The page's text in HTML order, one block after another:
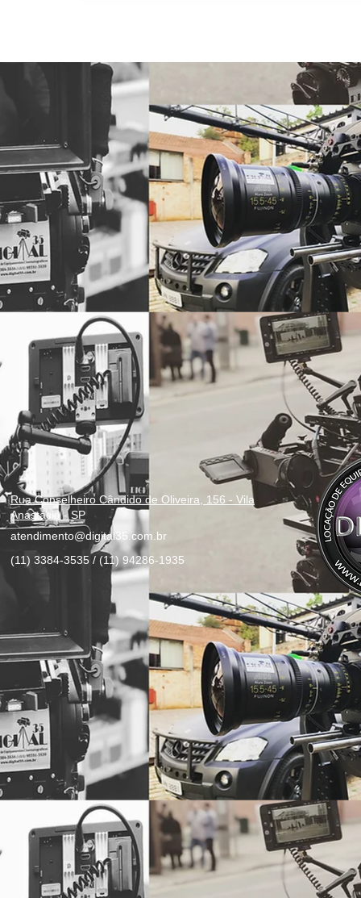
Rua Conselheiro Cândido de Oliveira, 156 - Vila
Anastácio - SP
atendimento@digital35.com.br
(11) 3384-3535 / (11) 94286-1935